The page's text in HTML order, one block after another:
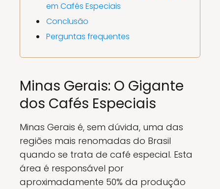
em Cafés Especiais
Conclusão
Perguntas frequentes
Minas Gerais: O Gigante
dos Cafés Especiais
Minas Gerais é, sem dúvida, uma das
regiões mais renomadas do Brasil
quando se trata de café especial. Esta
área é responsável por
aproximadamente 50% da produção